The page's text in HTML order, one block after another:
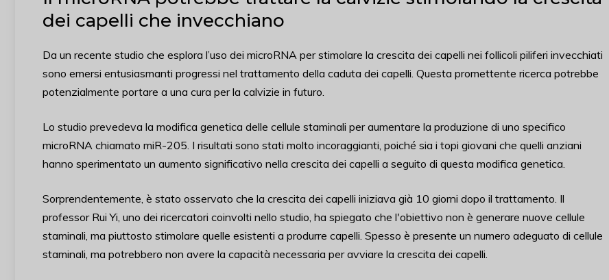
dei capelli che invecchiano
Da un recente studio che esplora l’uso dei microRNA per stimolare la crescita dei capelli nei follicoli piliferi invecchiati
sono emersi entusiasmanti progressi nel trattamento della caduta dei capelli. Questa promettente ricerca potrebbe
potenzialmente portare a una cura per la calvizie in futuro.
Lo studio prevedeva la modifica genetica delle cellule staminali per aumentare la produzione di uno specifico
microRNA chiamato miR-205. I risultati sono stati molto incoraggianti, poiché sia i topi giovani che quelli anziani
hanno sperimentato un aumento significativo nella crescita dei capelli a seguito di questa modifica genetica.
Sorprendentemente, è stato osservato che la crescita dei capelli iniziava già 10 giorni dopo il trattamento. Il
professor Rui Yi, uno dei ricercatori coinvolti nello studio, ha spiegato che l'obiettivo non è generare nuove cellule
staminali, ma piuttosto stimolare quelle esistenti a produrre capelli. Spesso è presente un numero adeguato di cellule
staminali, ma potrebbero non avere la capacità necessaria per avviare la crescita dei capelli.